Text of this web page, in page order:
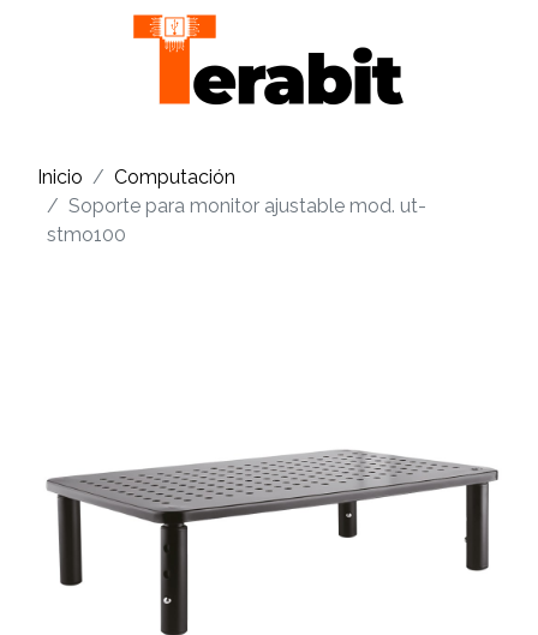
Inicio
Computación
Soporte para monitor ajustable mod. ut-
stmo100